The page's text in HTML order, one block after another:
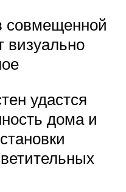
совмещенной
визуально
удастся
дома и